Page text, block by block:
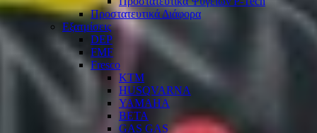
Προστατευτικά Διάφορα
Εξατμίσεις
DEP
FMF
Fresco
KTM
HUSQVARNA
YAMAHA
BETA
GAS GAS